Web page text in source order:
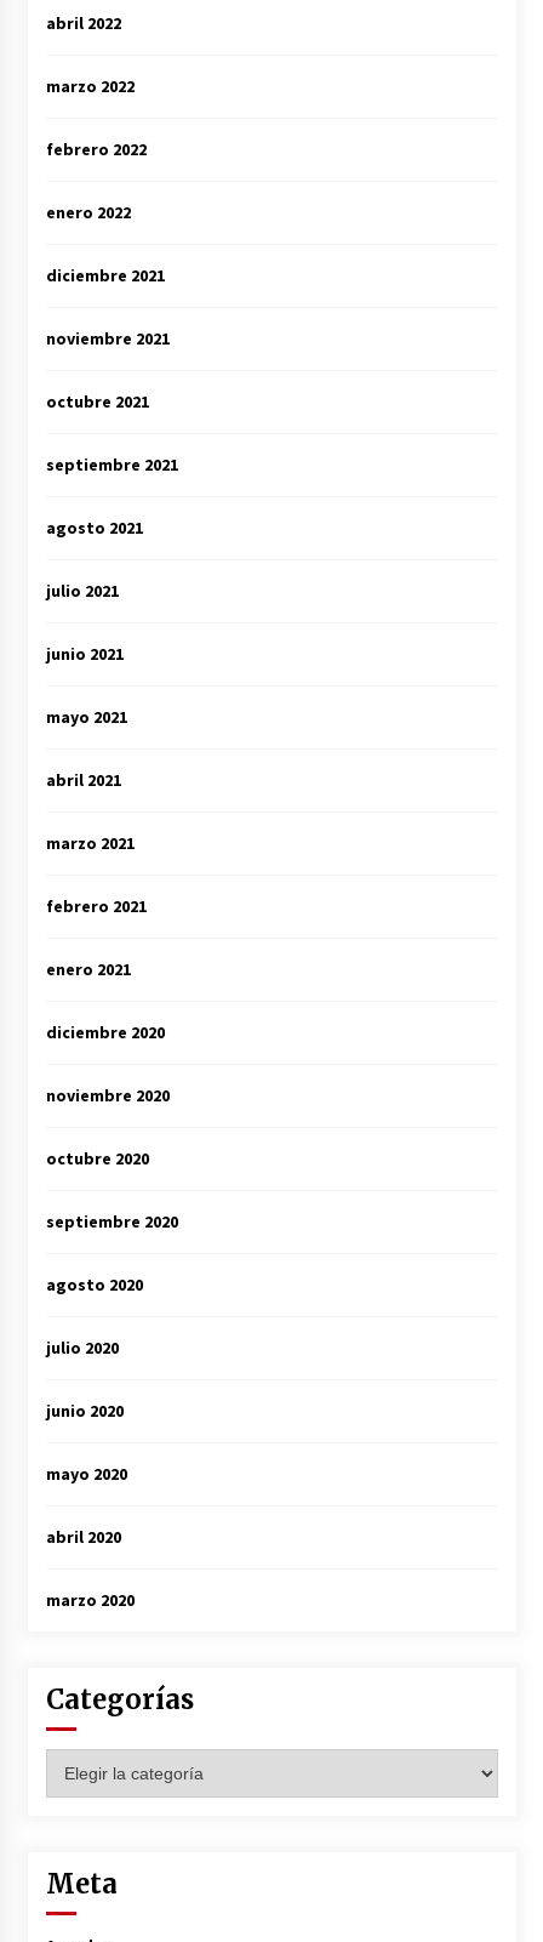
abril 2022
marzo 2022
febrero 2022
enero 2022
diciembre 2021
noviembre 2021
octubre 2021
septiembre 2021
agosto 2021
julio 2021
junio 2021
mayo 2021
abril 2021
marzo 2021
febrero 2021
enero 2021
diciembre 2020
noviembre 2020
octubre 2020
septiembre 2020
agosto 2020
julio 2020
junio 2020
mayo 2020
abril 2020
marzo 2020
Categorías
Meta